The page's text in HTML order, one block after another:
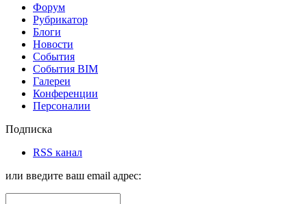
Форум
Рубрикатор
Блоги
Новости
События
События BIM
Галереи
Конференции
Персоналии
Подписка
RSS канал
или введите ваш email адрес: